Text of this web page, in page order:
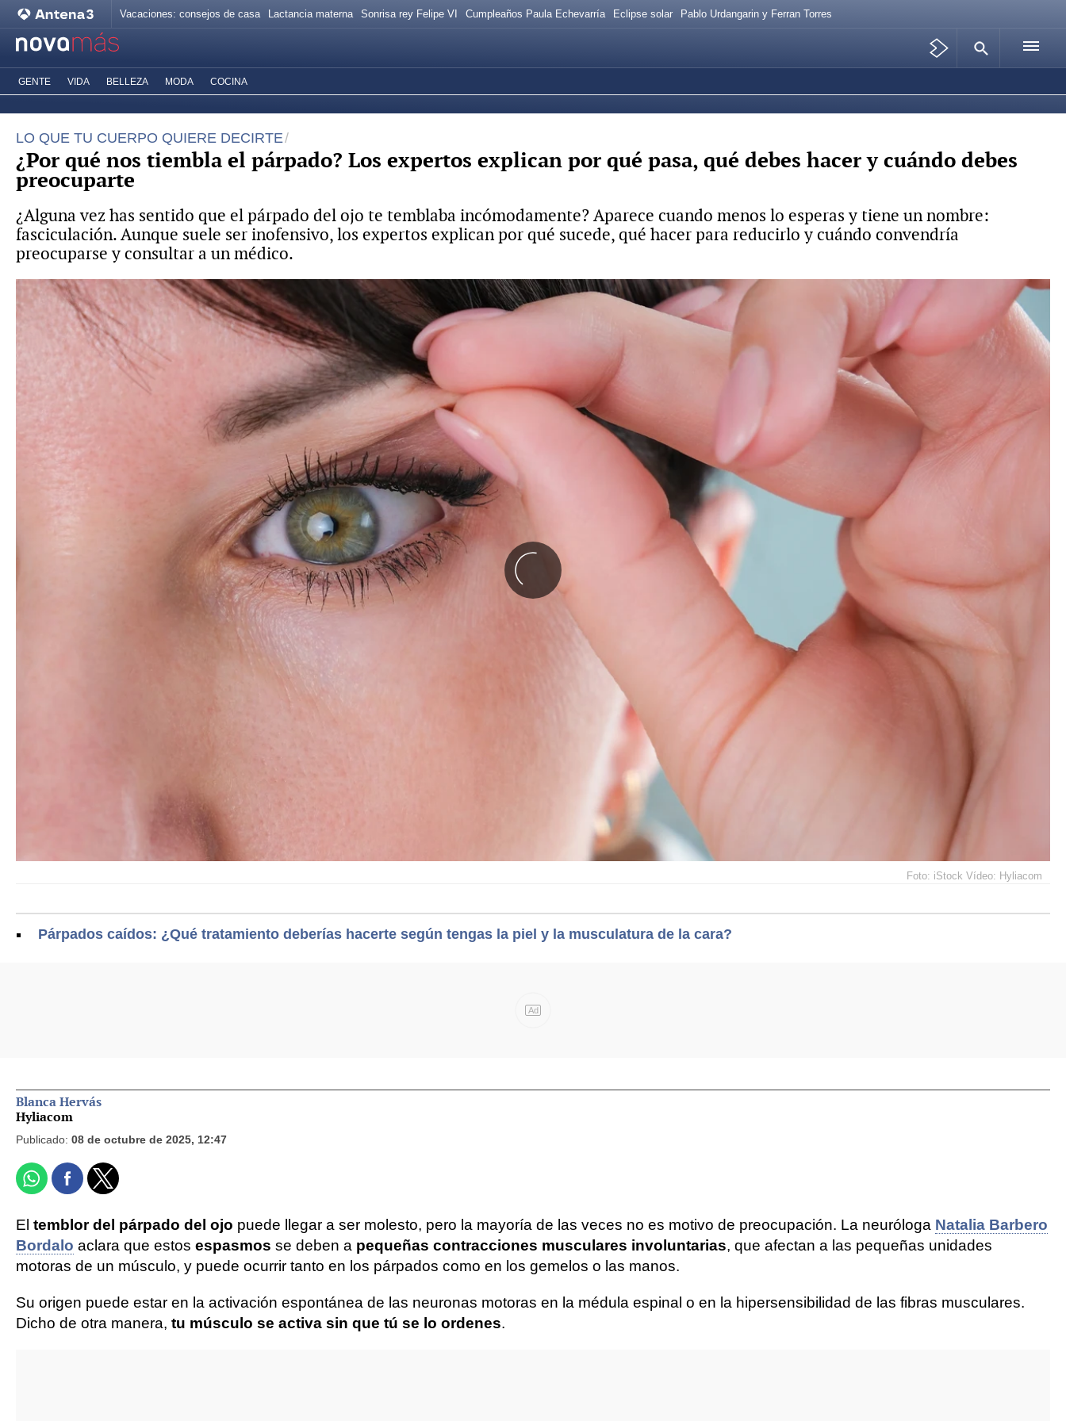
Vacaciones: consejos de casa Lactancia materna Sonrisa rey Felipe VI Cumpleaños Paula Echevarría Eclipse solar Pablo Urdangarin y Ferran Torres
GENTE VIDA BELLEZA MODA COCINA
LO QUE TU CUERPO QUIERE DECIRTE
¿Por qué nos tiembla el párpado? Los expertos explican por qué pasa, qué debes hacer y cuándo debes
preocuparte
¿Alguna vez has sentido que el párpado del ojo te temblaba incómodamente? Aparece cuando menos lo esperas y tiene un nombre:
fasciculación. Aunque suele ser inofensivo, los expertos explican por qué sucede, qué hacer para reducirlo y cuándo convendría
preocuparse y consultar a un médico.
Foto: iStock Vídeo: Hyliacom
Párpados caídos: ¿Qué tratamiento deberías hacerte según tengas la piel y la musculatura de la cara?
Ad
Blanca Hervás
Hyliacom
Publicado: 08 de octubre de 2025, 12:47
El temblor del párpado del ojo puede llegar a ser molesto, pero la mayoría de las veces no es motivo de preocupación. La neuróloga Natalia Barbero
Bordalo aclara que estos espasmos se deben a pequeñas contracciones musculares involuntarias, que afectan a las pequeñas unidades
motoras de un músculo, y puede ocurrir tanto en los párpados como en los gemelos o las manos.
Su origen puede estar en la activación espontánea de las neuronas motoras en la médula espinal o en la hipersensibilidad de las fibras musculares.
Dicho de otra manera, tu músculo se activa sin que tú se lo ordenes.